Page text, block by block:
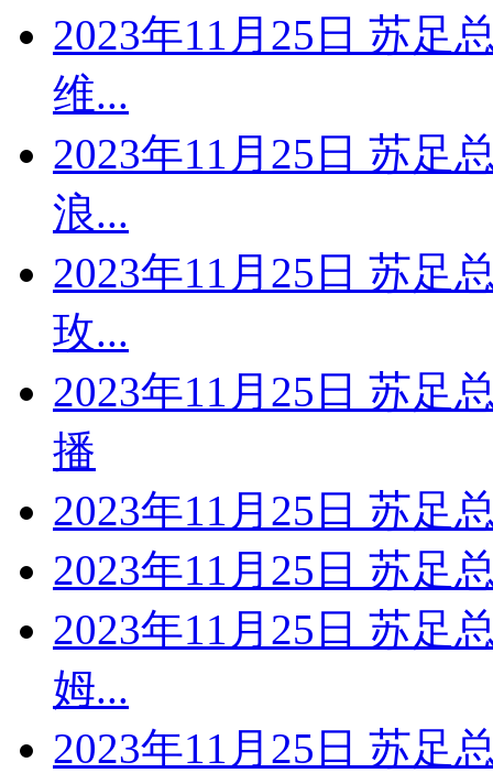
2023年11月25日 苏足
维...
2023年11月25日 苏足
浪...
2023年11月25日 苏足
玫...
2023年11月25日 苏足
播
2023年11月25日 苏足
2023年11月25日 苏足
2023年11月25日 苏足
姆...
2023年11月25日 苏足